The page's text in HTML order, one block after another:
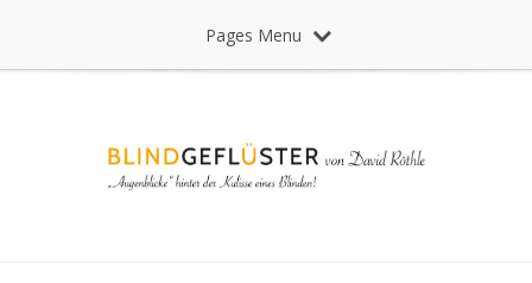
Pages Menu